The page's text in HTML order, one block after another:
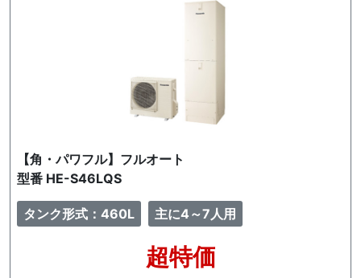
【角・パワフル】フルオート
型番 HE-S46LQS
タンク形式：460L 主に4～7人用
超特価